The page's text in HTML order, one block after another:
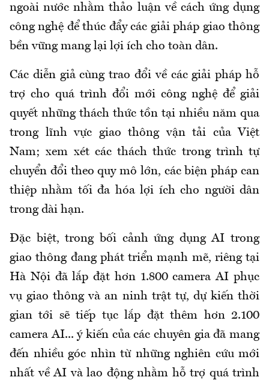
ngoài nướcnhằm thảo luận về cách ứng dụng
công nghệ để thúc đẩy các giải pháp giao thông
bền vững mang lại lợi ích cho toàn dân.
Các diễn giả cùng trao đổi về các giải pháp hỗ
trợ cho quá trình đổi mới công nghệ để giải
quyết những thách thức tồn tại nhiều năm qua
trong lĩnh vực giao thông vận tải của Việt
Nam;xem xét các thách thức trong trình tự
chuyển đổi theo quy mô lớn, các biện pháp can
thiệp nhằm tối đa hóa lợi ích cho người dân
trong dài hạn.
Đặc biệt, trong bối cảnh ứng dụng AI trong
giao thông đang phát triển mạnh mẽ, riêng tại
Hà Nội đã lắp đặt hơn 1.800 camera AI phục
vụ giao thông và an ninh trật tự, dự kiến thời
gian tới sẽ tiếp tục lắp đặtthêm hơn 2.100
camera AI... ý kiến của cácchuyên gia đã mang
đến nhiềugóc nhìn từ những nghiên cứu mới
nhất về AI và lao động nhằm hỗ trợ quá trình